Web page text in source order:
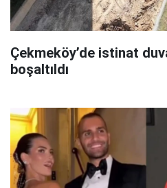
Çekmeköy’de istinat
boşaltıldı